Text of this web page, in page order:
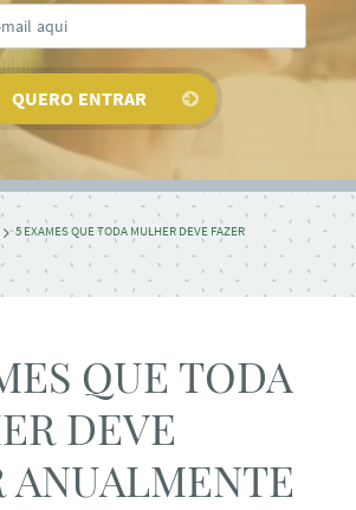
5 EXAMES QUE TODA MULHER DEVE FAZER
QUE TODA
DEVE
ANUALMENTE